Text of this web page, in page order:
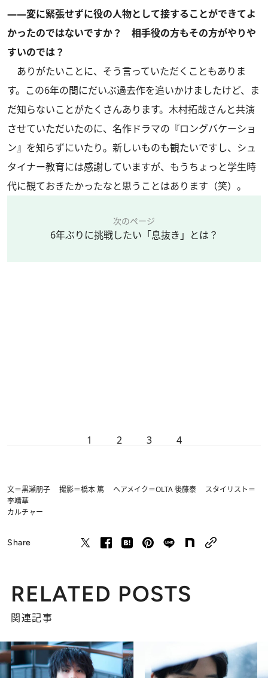
――変に緊張せずに役の人物として接することができてよ
かったのではないですか？ 相手役の方もその方がやりや
すいのでは？
ありがたいことに、そう言っていただくこともありま
す。この6年の間にだいぶ過去作を追いかけましたけど、ま
だ知らないことがたくさんあります。木村拓哉さんと共演
させていただいたのに、名作ドラマの『ロングバケーショ
ン』を知らずにいたり。新しいものも観たいですし、シュ
タイナー教育には感謝していますが、もうちょっと学生時
代に観ておきたかったなと思うことはあります（笑）。
次のページ
6年ぶりに挑戦したい「息抜き」とは？
1 2 3 4
文＝黒瀬朋子 撮影＝橋本 篤 ヘアメイク＝OLTA 後藤泰 スタイリスト＝
李靖華
カルチャー
Share
RELATED POSTS
関連記事